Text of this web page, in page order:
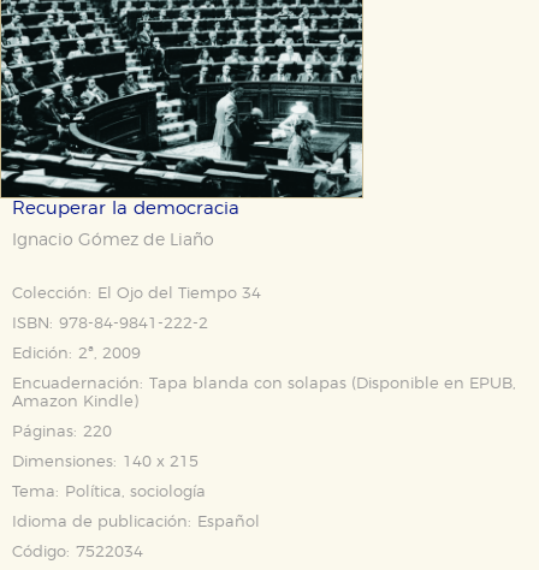
Recuperar la democracia
Ignacio Gómez de Liaño
Colección:
El Ojo del Tiempo 34
ISBN: 978-84-9841-222-2
Edición: 2ª, 2009
Encuadernación: Tapa blanda con solapas (Disponible en EPUB,
Amazon Kindle )
Páginas: 220
Dimensiones: 140 x 215
Tema:
Política, sociología
Idioma de publicación:
Español
Código: 7522034